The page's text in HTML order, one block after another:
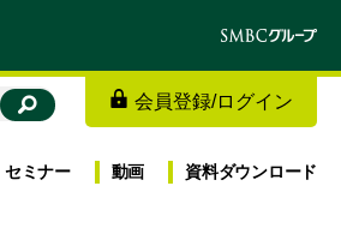
会員登録/ログイン
セミナー 動画 資料ダウンロード